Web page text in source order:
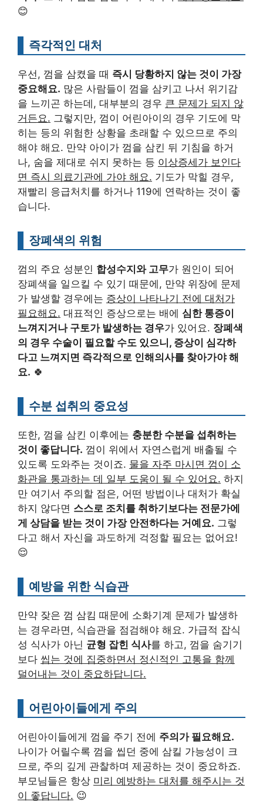
😊
즉각적인 대처
우선, 껌을 삼켰을 때 즉시 당황하지 않는 것이 가장
중요해요. 많은 사람들이 껌을 삼키고 나서 위기감
을 느끼곤 하는데, 대부분의 경우 큰 문제가 되지 않
거든요. 그렇지만, 껌이 어린아이의 경우 기도에 막
히는 등의 위험한 상황을 초래할 수 있으므로 주의
해야 해요. 만약 아이가 껌을 삼킨 뒤 기침을 하거
나, 숨을 제대로 쉬지 못하는 등 이상증세가 보인다
면 즉시 의료기관에 가야 해요. 기도가 막힐 경우,
재빨리 응급처치를 하거나 119에 연락하는 것이 좋
습니다.
장폐색의 위험
껌의 주요 성분인 합성수지와 고무가 원인이 되어
장폐색을 일으킬 수 있기 때문에, 만약 위장에 문제
가 발생할 경우에는 증상이 나타나기 전에 대처가
필요해요. 대표적인 증상으로는 배에 심한 통증이
느껴지거나 구토가 발생하는 경우가 있어요. 장폐색
의 경우 수술이 필요할 수도 있으니, 증상이 심각하
다고 느껴지면 즉각적으로 인해의사를 찾아가야 해
요. 🍀
수분 섭취의 중요성
또한, 껌을 삼킨 이후에는 충분한 수분을 섭취하는
것이 좋답니다. 껌이 위에서 자연스럽게 배출될 수
있도록 도와주는 것이죠. 물을 자주 마시면 껌이 소
화관을 통과하는 데 일부 도움이 될 수 있어요. 하지
만 여기서 주의할 점은, 어떤 방법이나 대처가 확실
하지 않다면 스스로 조치를 취하기보다는 전문가에
게 상담을 받는 것이 가장 안전하다는 거예요. 그렇
다고 해서 자신을 과도하게 걱정할 필요는 없어요!
😌
예방을 위한 식습관
만약 잦은 껌 삼킴 때문에 소화기계 문제가 발생하
는 경우라면, 식습관을 점검해야 해요. 가급적 잡식
성 식사가 아닌 균형 잡힌 식사를 하고, 껌을 숨기기
보다 씹는 것에 집중하면서 정신적인 고통을 함께
덜어내는 것이 중요하답니다.
어린아이들에게 주의
어린아이들에게 껌을 주기 전에 주의가 필요해요.
나이가 어릴수록 껌을 씹던 중에 삼킬 가능성이 크
므로, 주의 깊게 관찰하며 제공하는 것이 중요하죠.
부모님들은 항상 미리 예방하는 대처를 해주시는 것
이 좋답니다. 😉